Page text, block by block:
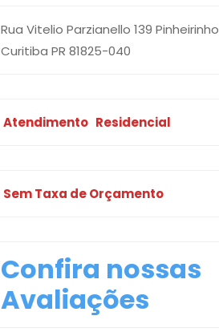
Rua Vitelio Parzianello 139 Pinheirinho
Curitiba PR 81825-040
Atendimento Residencial
Sem Taxa de Orçamento
Confira nossas
Avaliações